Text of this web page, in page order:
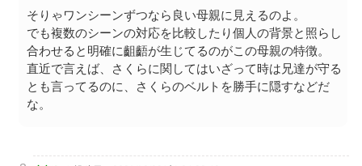
そりゃワンシーンずつなら良い母親に見えるのよ。
でも複数のシーンの対応を比較したり個人の背景と照らし
合わせると明確に齟齬が生じてるのがこの母親の特徴。
直近で言えば、さくらに関してはいざって時は兄達が守る
とも言ってるのに、さくらのベルトを勝手に隠すなどだ
な。